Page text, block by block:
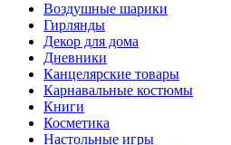
Воздушные шарики
Гирлянды
Декор для дома
Дневники
Канцелярские товары
Карнавальные костюмы
Книги
Косметика
Настольные игры